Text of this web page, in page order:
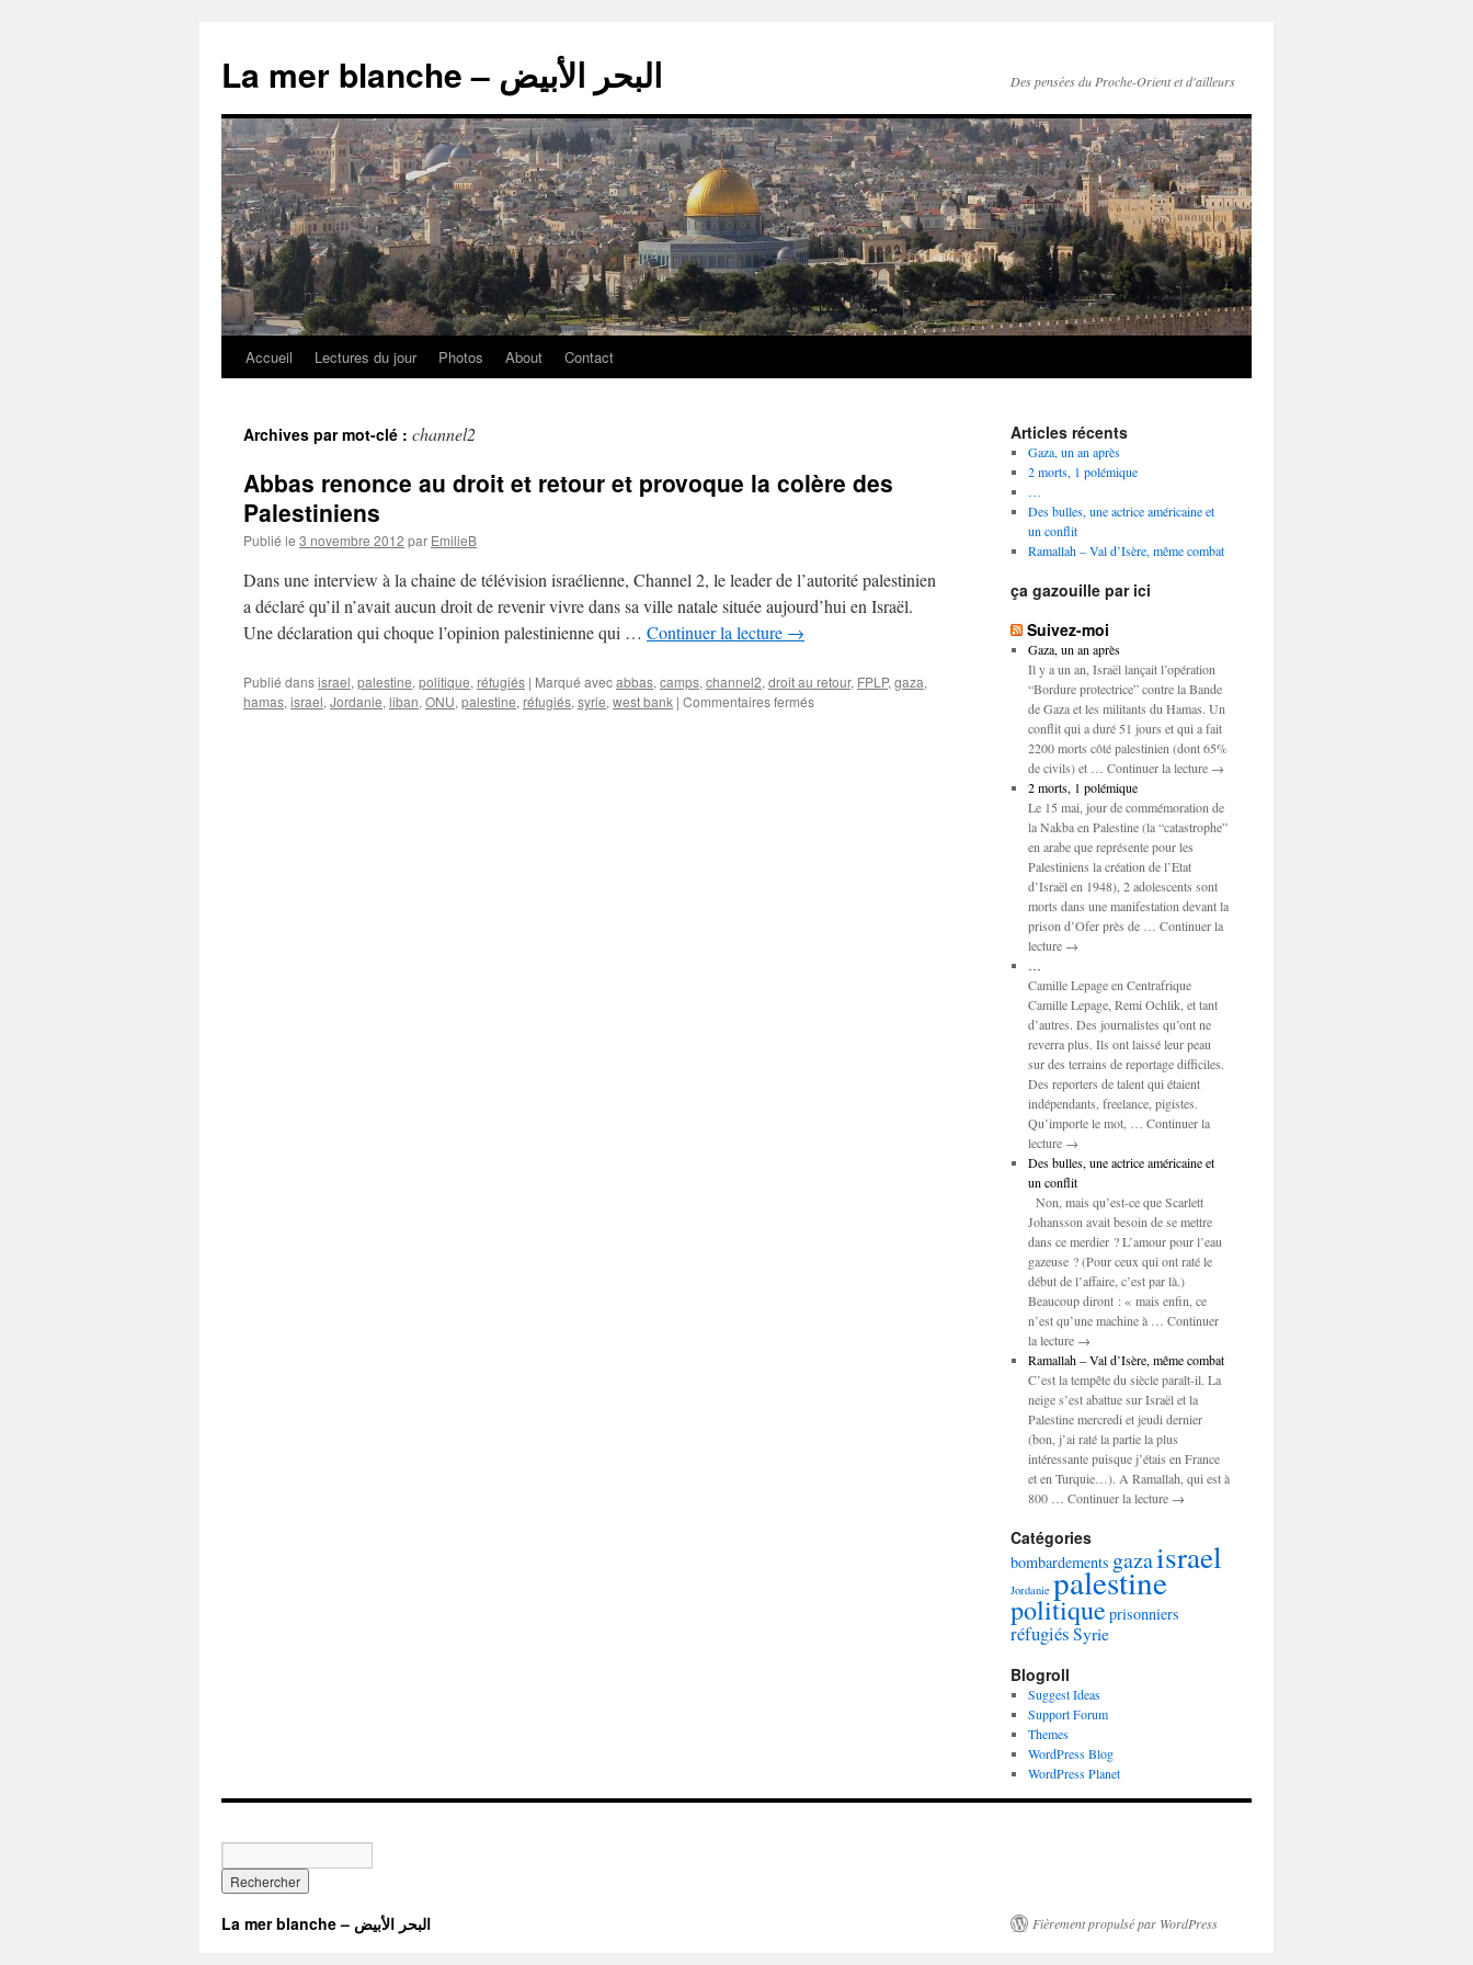
La mer blanche – البحر الأبيض Des pensées du Proche-Orient et d'ailleurs
Accueil Lectures du jour Photos About Contact
Archives par mot-clé : channel2
Abbas renonce au droit et retour et provoque la colère des
Palestiniens
Publié le 3 novembre 2012 par EmilieB
Dans une interview à la chaine de télévision israélienne, Channel 2, le leader de l’autorité palestinien
a déclaré qu’il n’avait aucun droit de revenir vivre dans sa ville natale située aujourd’hui en Israël.
Une déclaration qui choque l’opinion palestinienne qui … Continuer la lecture →
Publié dansisrael, palestine, politique, réfugiés | Marqué avecabbas, camps, channel2, droit au retour, FPLP, gaza,
hamas, israel, Jordanie, liban, ONU, palestine, réfugiés, syrie, west bank | Commentaires fermés
Articles récents
Gaza, un an après
2 morts, 1 polémique
…
Des bulles, une actrice américaine et
un conflit
Ramallah – Val d’Isère, même combat
ça gazouille par ici
Suivez-moi
Gaza, un an après
Il y a un an, Israël lançait l’opération
“Bordure protectrice” contre la Bande
de Gaza et les militants du Hamas. Un
conflit qui a duré 51 jours et qui a fait
2200 morts côté palestinien (dont 65%
de civils) et … Continuer la lecture →
2 morts, 1 polémique
Le 15 mai, jour de commémoration de
la Nakba en Palestine (la “catastrophe”
en arabe que représente pour les
Palestiniens la création de l’Etat
d’Israël en 1948), 2 adolescents sont
morts dans une manifestation devant la
prison d’Ofer près de … Continuer la
lecture →
…
Camille Lepage en Centrafrique
Camille Lepage, Remi Ochlik, et tant
d’autres. Des journalistes qu’ont ne
reverra plus. Ils ont laissé leur peau
sur des terrains de reportage difficiles.
Des reporters de talent qui étaient
indépendants, freelance, pigistes.
Qu’importe le mot, … Continuer la
lecture →
Des bulles, une actrice américaine et
un conflit
Non, mais qu’est-ce que Scarlett
Johansson avait besoin de se mettre
dans ce merdier ? L’amour pour l’eau
gazeuse ? (Pour ceux qui ont raté le
début de l’affaire, c’est par là.)
Beaucoup diront : « mais enfin, ce
n’est qu’une machine à … Continuer
la lecture →
Ramallah – Val d’Isère, même combat
C’est la tempête du siècle paraît-il. La
neige s’est abattue sur Israël et la
Palestine mercredi et jeudi dernier
(bon, j’ai raté la partie la plus
intéressante puisque j’étais en France
et en Turquie…). A Ramallah, qui est à
800 … Continuer la lecture →
Catégories
bombardements gazaisrael
Jordanie palestine
politique prisonniers
réfugiés Syrie
Blogroll
Suggest Ideas
Support Forum
Themes
WordPress Blog
WordPress Planet
La mer blanche – البحر الأبيض Fièrement propulsé par WordPress